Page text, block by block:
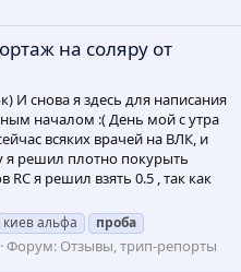
на соляру от
И снова я здесь для написания
началом :( День мой с утра
всяких врачей на ВЛК, и
я решил плотно покурыть
я решил взять 0.5 , так как
киев альфа
проба
Форум: Отзывы, трип-репорты